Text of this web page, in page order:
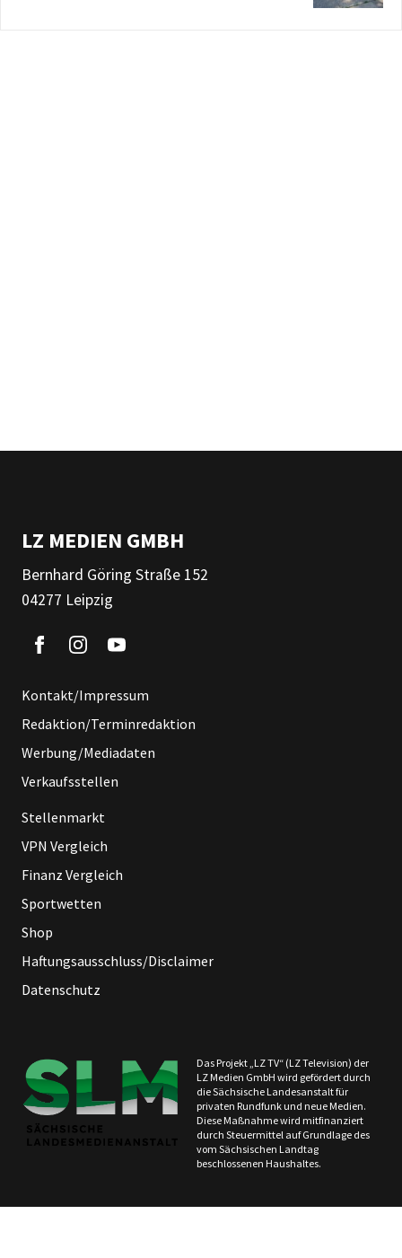
LZ MEDIEN GMBH
Bernhard Göring Straße 152
04277 Leipzig
Kontakt/Impressum
Redaktion/Terminredaktion
Werbung/Mediadaten
Verkaufsstellen
Stellenmarkt
VPN Vergleich
Finanz Vergleich
Sportwetten
Shop
Haftungsausschluss/Disclaimer
Datenschutz
Das Projekt „LZ TV“ (LZ Television) der
LZ Medien GmbH wird gefördert durch
die Sächsische Landesanstalt für
privaten Rundfunk und neue Medien.
Diese Maßnahme wird mitfinanziert
durch Steuermittel auf Grundlage des
vom Sächsischen Landtag
beschlossenen Haushaltes.